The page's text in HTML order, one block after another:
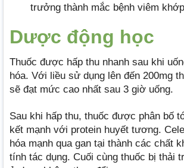
trưởng thành mắc bệnh viêm
Dược động học
Thuốc được hấp thu nhanh sau khi
hóa. Với liều sử dụng lên đến 200mg
sẽ đạt mức cao nhất sau 3 giờ uống.
Sau khi hấp thu, thuốc được phân bố
kết mạnh với protein huyết tương.
hóa mạnh qua gan tại thành các chất
tính tác dụng. Cuối cùng thuốc bị thải